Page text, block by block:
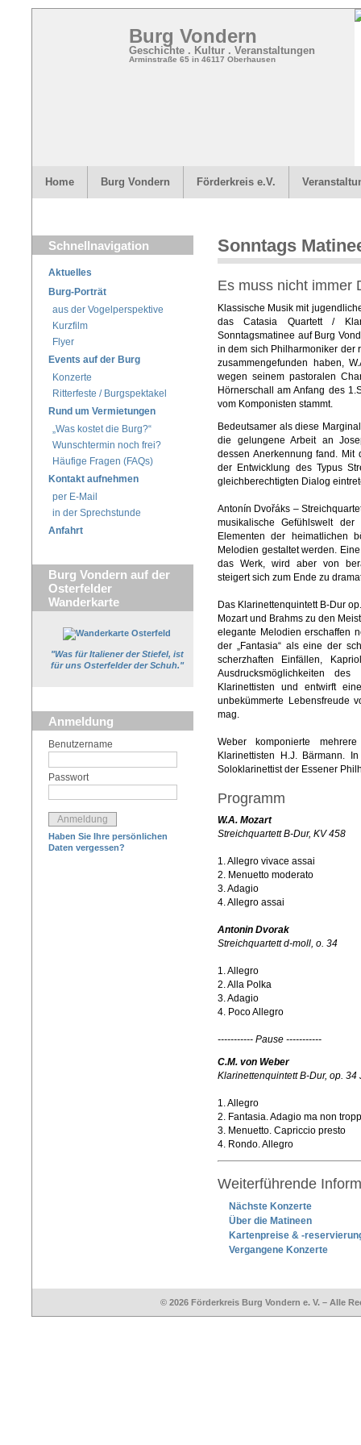
Burg Vondern
Geschichte . Kultur . Veranstaltungen
Arminstraße 65 in 46117 Oberhausen
Home Burg Vondern Förderkreis e.V.
Schnellnavigation
Aktuelles
Burg-Porträt
aus der Vogelperspektive
Kurzfilm
Flyer
Events auf der Burg
Konzerte
Ritterfeste / Burgspektakel
Rund um Vermietungen
„Was kostet die Burg?“
Wunschtermin noch frei?
Häufige Fragen (FAQs)
Kontakt aufnehmen
per E-Mail
in der Sprechstunde
Anfahrt
Burg Vondern auf der
Osterfelder
Wanderkarte
"Was für Italiener der Stiefel, ist
für uns Osterfelder der Schuh."
Anmeldung
Benutzername
Passwort
Haben Sie Ihre persönlichen
Daten vergessen?
Sonntags
Es muss nicht immer
Klassische Musik mit
das Catasia Quartett /
Sonntagsmatinee auf Burg
in dem sich Philharmoniker der
zusammengefunden haben,
wegen seinem pastoralen
Hörnerschall am Anfang des
vom Komponisten stammt.
Bedeutsamer als diese
die gelungene Arbeit an
dessen Anerkennung fand. Mit
der Entwicklung des Typus
gleichberechtigten Dialog
Antonín Dvořáks –
musikalische Gefühlswelt
Elementen der heimatlichen
Melodien gestaltet werden.
das Werk, wird aber von
steigert sich zum Ende zu
Das Klarinettenquintett B-Dur
Mozart und Brahms zu den
elegante Melodien erschaffen
der „Fantasia“ als eine der
scherzhaften Einfällen,
Ausdrucksmöglichkeiten
Klarinettisten und entwirft
unbekümmerte Lebensfreude
mag.
Weber komponierte
Klarinettisten H.J. Bärmann.
Soloklarinettist der Essener
Programm
W.A. Mozart
Streichquartett B-Dur, KV 458
1. Allegro vivace assai
2. Menuetto moderato
3. Adagio
4. Allegro assai
Antonin Dvorak
Streichquartett d-moll, o. 34
1. Allegro
2. Alla Polka
3. Adagio
4. Poco Allegro
----------- Pause -----------
C.M. von Weber
Klarinettenquintett B-Dur, op. 34
1. Allegro
2. Fantasia. Adagio ma non
3. Menuetto. Capriccio presto
4. Rondo. Allegro
Weiterführende
Nächste Konzerte
Über die Matineen
Kartenpreise & -
Vergangene Konzerte
© 2026 Förderkreis Burg Vondern e. V. – Alle